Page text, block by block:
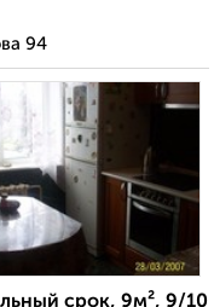
94
срок, 9м², 9/10